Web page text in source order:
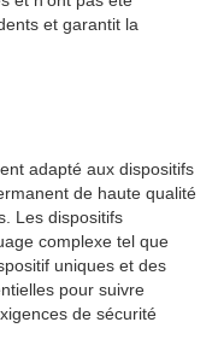
et garantit la
adapté aux dispositifs
de haute qualité
Les dispositifs
complexe tel que
uniques et des
pour suivre
de sécurité